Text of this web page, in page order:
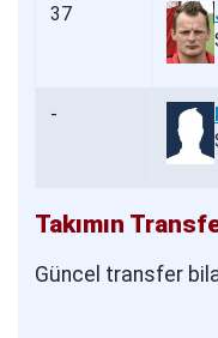
37
-
Takımın
Güncel transfer